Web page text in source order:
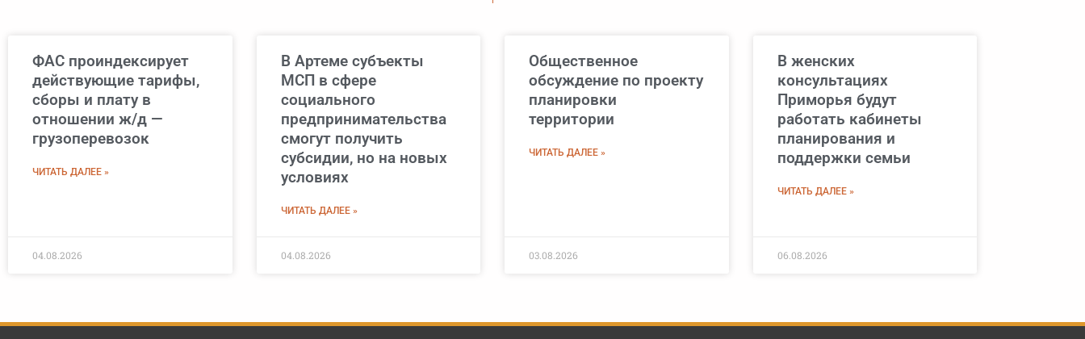
ФАС проиндексирует
действующие тарифы,
сборы и плату в
отношении ж/д —
грузоперевозок
ЧИТАТЬ ДАЛЕЕ »
04.08.2026
В Артеме субъекты
МСП в сфере
социального
предпринимательства
смогут получить
субсидии, но на новых
условиях
ЧИТАТЬ ДАЛЕЕ »
04.08.2026
Общественное
обсуждение по проекту
планировки
территории
ЧИТАТЬ ДАЛЕЕ »
03.08.2026
В женских
консультациях
Приморья будут
работать кабинеты
планирования и
поддержки семьи
ЧИТАТЬ ДАЛЕЕ »
06.08.2026